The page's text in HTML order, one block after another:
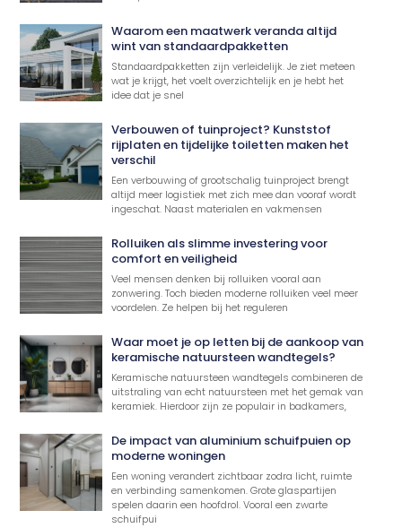
Waarom een maatwerk veranda altijd
wint van standaardpakketten
Standaardpakketten zijn verleidelijk. Je ziet meteen
wat je krijgt, het voelt overzichtelijk en je hebt het
idee dat je snel
Verbouwen of tuinproject? Kunststof
rijplaten en tijdelijke toiletten maken het
verschil
Een verbouwing of grootschalig tuinproject brengt
altijd meer logistiek met zich mee dan vooraf wordt
ingeschat. Naast materialen en vakmensen
Rolluiken als slimme investering voor
comfort en veiligheid
Veel mensen denken bij rolluiken vooral aan
zonwering. Toch bieden moderne rolluiken veel meer
voordelen. Ze helpen bij het reguleren
Waar moet je op letten bij de aankoop van
keramische natuursteen wandtegels?
Keramische natuursteen wandtegels combineren de
uitstraling van echt natuursteen met het gemak van
keramiek. Hierdoor zijn ze populair in badkamers,
De impact van aluminium schuifpuien op
moderne woningen
Een woning verandert zichtbaar zodra licht, ruimte
en verbinding samenkomen. Grote glaspartijen
spelen daarin een hoofdrol. Vooral een zwarte
schuifpui